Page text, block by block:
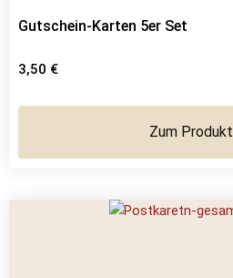
Gutschein-Karten 5er Set
3,50 €
Zum Produkt